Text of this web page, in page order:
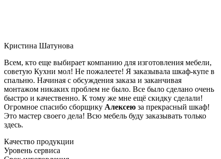
Кристина Шатунова
Всем, кто еще выбирает компанию для изготовления мебели,
советую Кухни мол! Не пожалеете! Я заказывала шкаф-купе в
спальню. Начиная с обсуждения заказа и заканчивая
монтажом никаких проблем не было. Все было сделано очень
быстро и качественно. К тому же мне ещё скидку сделали!
Огромное спасибо сборщику Алексею за прекрасный шкаф!
Это мастер своего дела! Всю мебель буду заказывать только
здесь.
Качество продукции
Уровень сервиса